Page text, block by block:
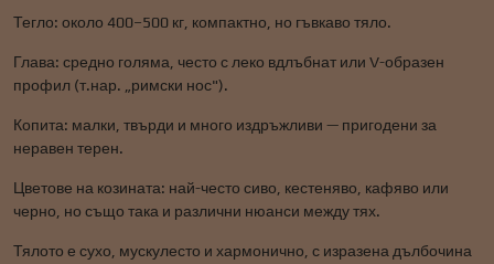
Тегло: около 400–500 кг, компактно, но гъвкаво тяло.
Глава: средно голяма, често с леко вдлъбнат или V-образен
профил (т.нар. „римски нос").
Копита: малки, твърди и много издръжливи — пригодени за
неравен терен.
Цветове на козината: най-често сиво, кестеняво, кафяво или
черно, но също така и различни нюанси между тях.
Тялото е сухо, мускулесто и хармонично, с изразена дълбочина